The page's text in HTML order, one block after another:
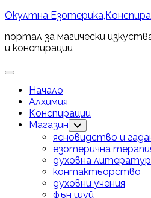
Skip
content
Окултна
портал за магически
и конспирации
Expand
Начало
Алхимия
Конспирации
Магазин Toggle
Child
Menu
ясновидство и
езотерична
духовна
контактьорство
духовни учения
фън шуй